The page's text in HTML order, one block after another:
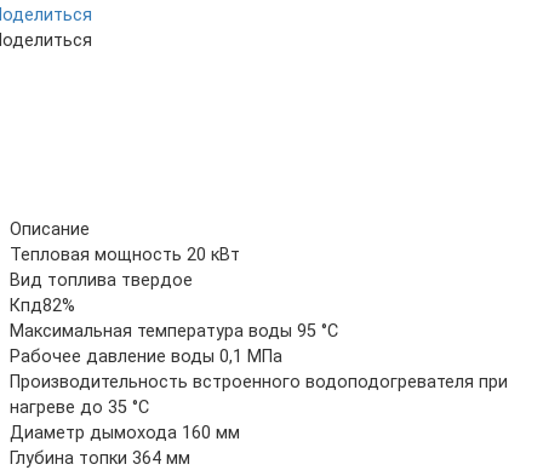
Описание
Тепловая мощность 20 кВт
Вид топлива твердое
Кпд82%
Максимальная температура воды 95 °C
Рабочее давление воды 0,1 МПа
Производительность встроенного водоподогревателя при
нагреве до 35 °C
Диаметр дымохода 160 мм
Глубина топки 364 мм